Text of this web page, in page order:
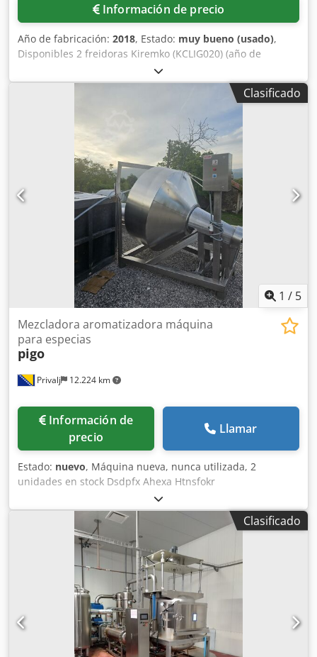
Información de precio
Año de fabricación: 2018, Estado: muy bueno (usado),
Disponibles 2 freidoras Kiremko (KCLIG020) (año de
fabricación 2018/2012). 2 freidoras Kiremko, utilizadas
anteriormente para la producción de patatas fritas, con
una capacidad de 20 kg por hora por línea (40 kg por hora
en total). Ambas líneas de freidoras Kiremko incluyen una
máquina cortadora. Una máquina cortadora Fam y la otra,
Urschel. En excelentes condiciones, funcionan
perfectamente. Ambas líneas incluyen sistemas de
extracción y un kit de supresión de incendios. Dsdpsznv
Tyefx Ahfjkr
Clasificado
1 / 5
Privalj 12.224 km
Mezcladora aromatizadora máquina
para especias
pigo
Información de
precio
Llamar
Estado: nuevo, Máquina nueva, nunca utilizada, 2
unidades en stock Dsdpfx Ahexa Htnsfokr
Clasificado